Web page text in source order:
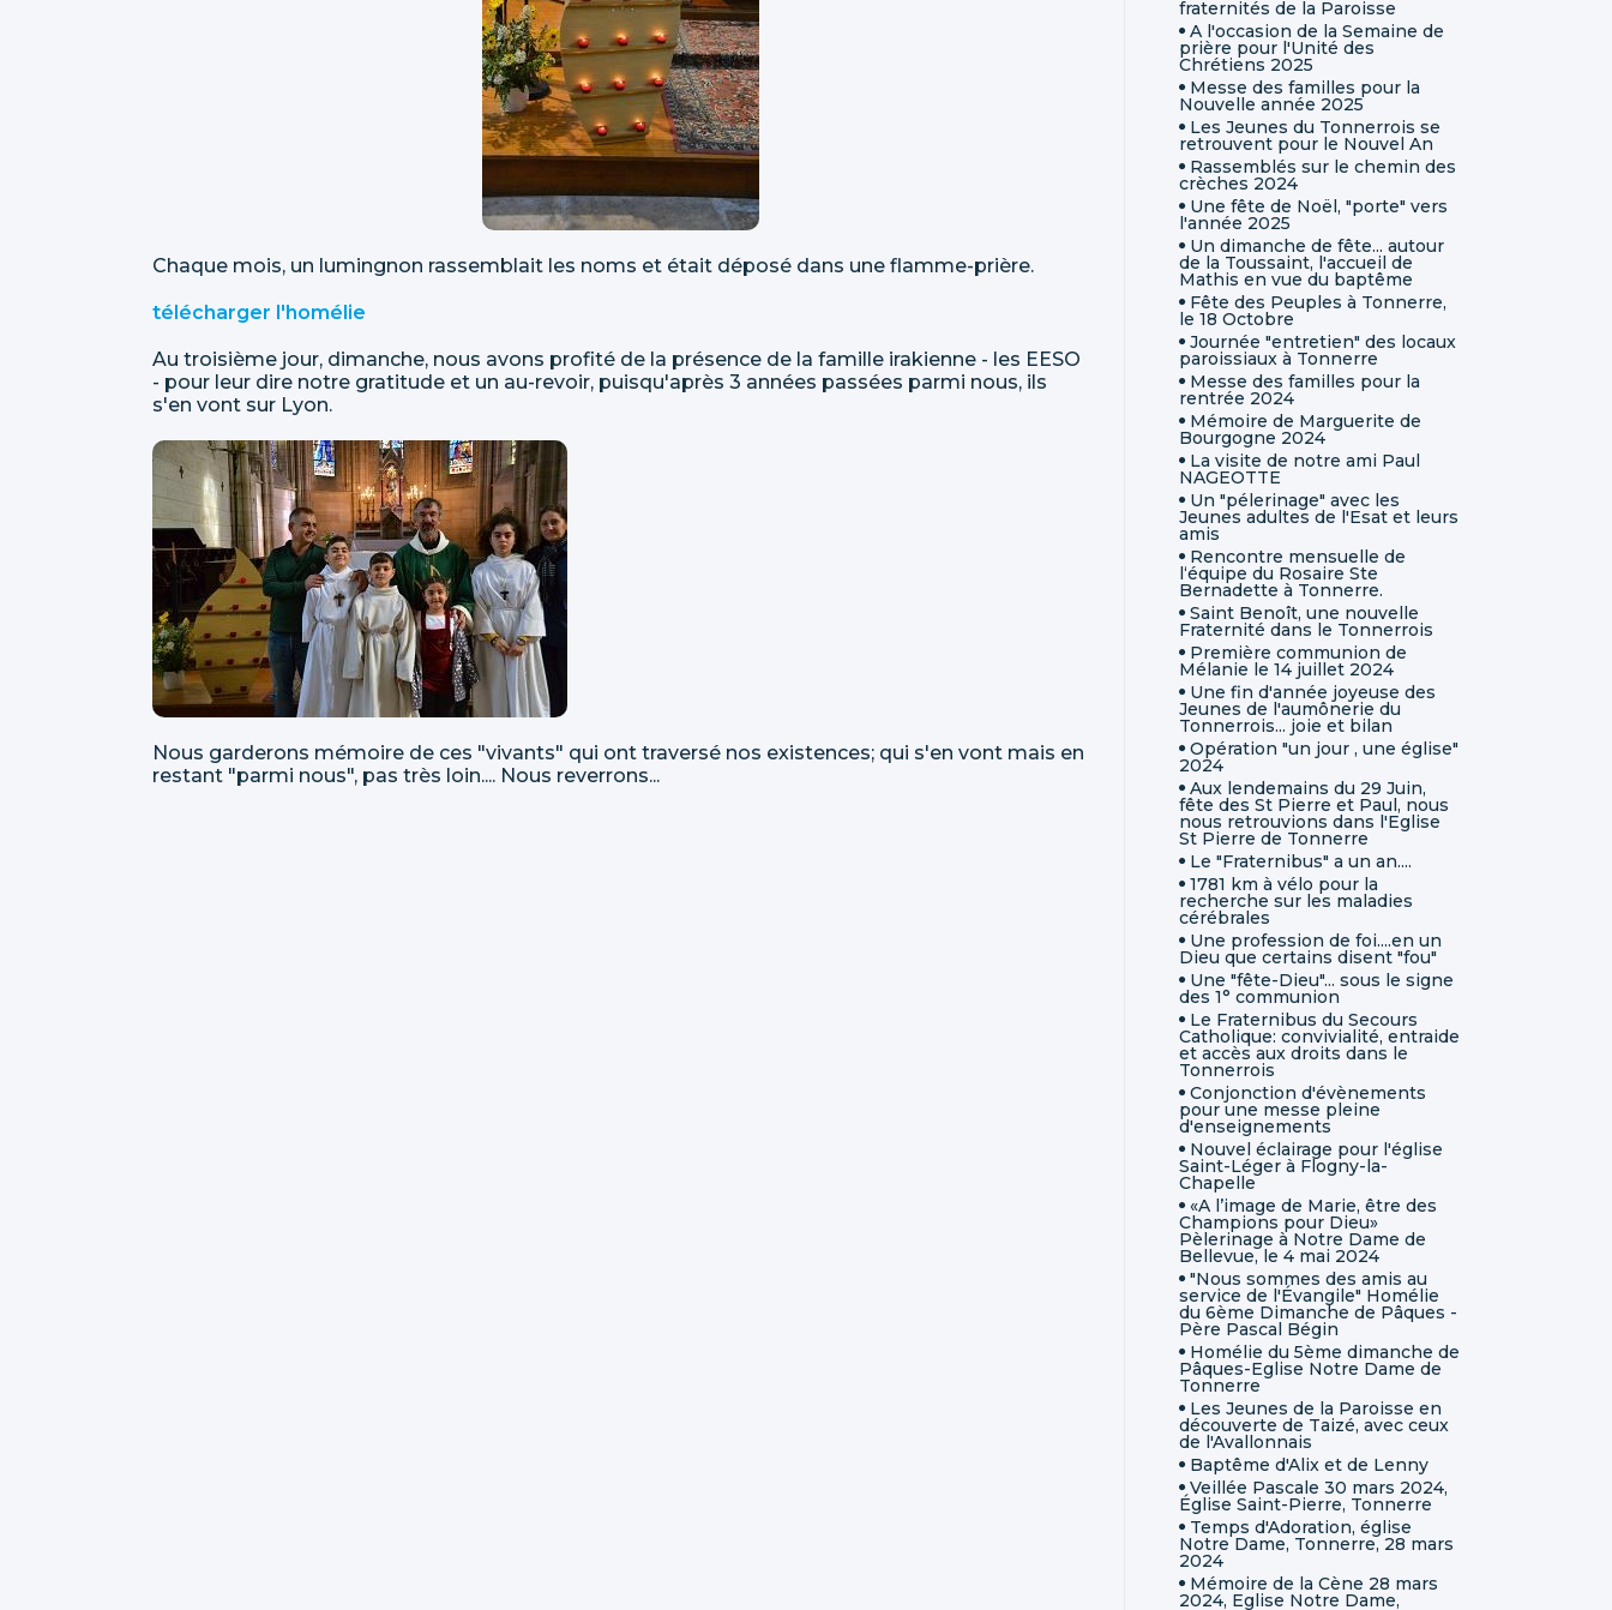
Chaque mois, un lumingnon rassemblait les noms et était déposé dans une flamme-prière.
télécharger l'homélie
Au troisième jour, dimanche, nous avons profité de la présence de la famille irakienne - les EESO
- pour leur dire notre gratitude et un au-revoir, puisqu'après 3 années passées parmi nous, ils
s'en vont sur Lyon.
Nous garderons mémoire de ces "vivants" qui ont traversé nos existences; qui s'en vont mais en
restant "parmi nous", pas très loin.... Nous reverrons...
fraternités de la Paroisse
A l'occasion de la Semaine de
prière pour l'Unité des
Chrétiens 2025
Messe des familles pour la
Nouvelle année 2025
Les Jeunes du Tonnerrois se
retrouvent pour le Nouvel An
Rassemblés sur le chemin des
crèches 2024
Une fête de Noël, "porte" vers
l'année 2025
Un dimanche de fête... autour
de la Toussaint, l'accueil de
Mathis en vue du baptême
Fête des Peuples à Tonnerre,
le 18 Octobre
Journée "entretien" des locaux
paroissiaux à Tonnerre
Messe des familles pour la
rentrée 2024
Mémoire de Marguerite de
Bourgogne 2024
La visite de notre ami Paul
NAGEOTTE
Un "pélerinage" avec les
Jeunes adultes de l'Esat et leurs
amis
Rencontre mensuelle de
l‘équipe du Rosaire Ste
Bernadette à Tonnerre.
Saint Benoît, une nouvelle
Fraternité dans le Tonnerrois
Première communion de
Mélanie le 14 juillet 2024
Une fin d'année joyeuse des
Jeunes de l'aumônerie du
Tonnerrois... joie et bilan
Opération "un jour , une église"
2024
Aux lendemains du 29 Juin,
fête des St Pierre et Paul, nous
nous retrouvions dans l'Eglise
St Pierre de Tonnerre
Le "Fraternibus" a un an....
1781 km à vélo pour la
recherche sur les maladies
cérébrales
Une profession de foi....en un
Dieu que certains disent "fou"
Une "fête-Dieu"... sous le signe
des 1° communion
Le Fraternibus du Secours
Catholique: convivialité, entraide
et accès aux droits dans le
Tonnerrois
Conjonction d'évènements
pour une messe pleine
d'enseignements
Nouvel éclairage pour l'église
Saint-Léger à Flogny-la-
Chapelle
«A l’image de Marie, être des
Champions pour Dieu»
Pèlerinage à Notre Dame de
Bellevue, le 4 mai 2024
"Nous sommes des amis au
service de l'Évangile" Homélie
du 6ème Dimanche de Pâques -
Père Pascal Bégin
Homélie du 5ème dimanche de
Pâques-Eglise Notre Dame de
Tonnerre
Les Jeunes de la Paroisse en
découverte de Taizé, avec ceux
de l'Avallonnais
Baptême d'Alix et de Lenny
Veillée Pascale 30 mars 2024,
Église Saint-Pierre, Tonnerre
Temps d'Adoration, église
Notre Dame, Tonnerre, 28 mars
2024
Mémoire de la Cène 28 mars
2024, Eglise Notre Dame,